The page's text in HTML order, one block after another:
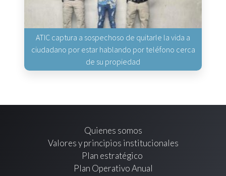
ATIC captura a sospechoso de quitarle la vida a
ciudadano por estar hablando por teléfono cerca
de su propiedad
Quienes somos
Valores y principios institucionales
Plan estratégico
Plan Operativo Anual